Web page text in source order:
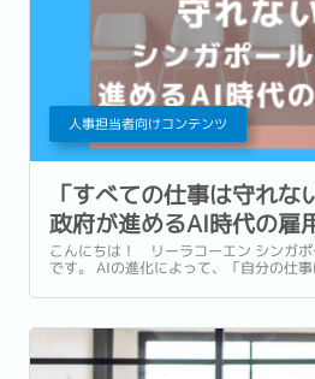
人事担当者向けコンテンツ
「すべての仕事は守れ
政府が進めるAI時代の雇
こんにちは！ リーラコーエン シンガ
です。 AIの進化によって、「自分の仕
シンガポール政府はすでに本格的な対応